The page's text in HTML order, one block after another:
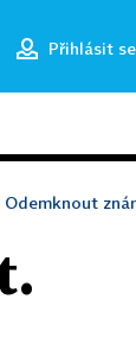
Přihlásit se
Odemknout